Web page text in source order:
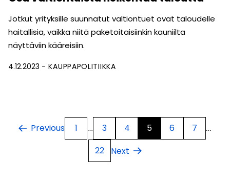
Jotkut yrityksille suunnatut valtiontuet ovat taloudelle
haitallisia, vaikka niitä paketoitaisiinkin kauniilta
näyttäviin kääreisiin.
4.12.2023 KAUPPAPOLITIIKKA
Previous 1 … 3 4 5 6 7 …
22 Next